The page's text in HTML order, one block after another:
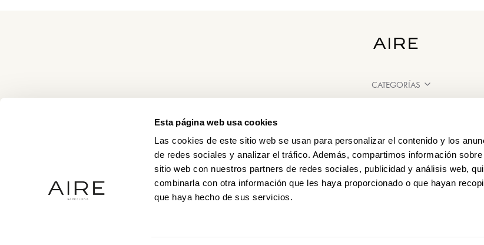
Esta página web usa cookies
Las cookies de este sitio web se usan para personalizar el contenido y los
de redes sociales y analizar el tráfico. Además, compartimos información
sitio web con nuestros partners de redes sociales, publicidad y análisis web,
combinarla con otra información que les haya proporcionado o que hayan
que haya hecho de sus servicios.
CATEGORÍAS
PUNTOS DE VENTA